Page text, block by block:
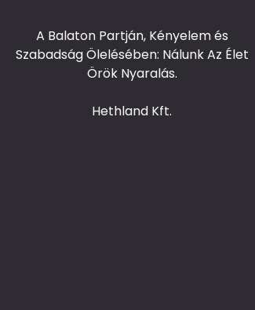
A Balaton Partján, Kényelem és
Szabadság Ölelésében: Nálunk Az Élet
Örök Nyaralás.
Hethland Kft.